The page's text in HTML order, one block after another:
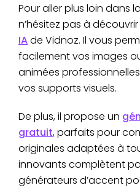
Pour aller plus loin dans
n’hésitez pas à découvrir
IAde Vidnoz. Il vous
facilement vos images
animées
vos supports visuels.
De plus, il propose un
gratuit, parfaits pour
originales adaptées à
innovants complètent
générateurs d’accent